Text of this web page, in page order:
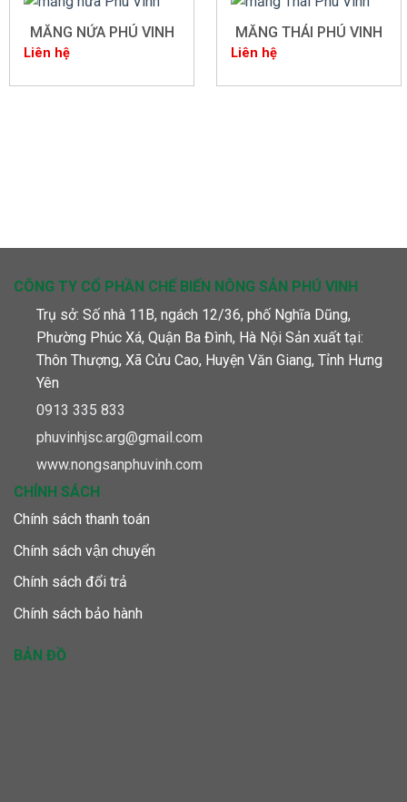
MĂNG NỨA PHÚ VINH
Liên hệ
MĂNG THÁI PHÚ VINH
Liên hệ
CÔNG TY CỔ PHẦN CHẾ BIẾN NÔNG SẢN PHÚ VINH
Trụ sở: Số nhà 11B, ngách 12/36, phố Nghĩa Dũng,
Phường Phúc Xá, Quận Ba Đình, Hà Nội Sản xuất tại:
Thôn Thượng, Xã Cửu Cao, Huyện Văn Giang, Tỉnh Hưng
Yên
0913 335 833
phuvinhjsc.arg@gmail.com
www.nongsanphuvinh.com
CHÍNH SÁCH
Chính sách thanh toán
Chính sách vận chuyển
Chính sách đổi trả
Chính sách bảo hành
BẢN ĐỒ